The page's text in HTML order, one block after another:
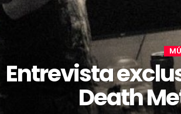
Entrevista
Death